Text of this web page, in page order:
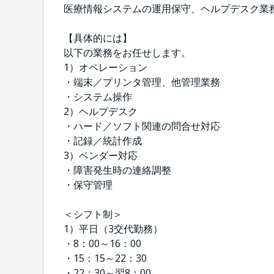
医療情報システムの運用保守、ヘルプデスク業
【具体的には】
以下の業務をお任せします。
1）オペレーション
・端末／プリンタ管理、他管理業務
・システム操作
2）ヘルプデスク
・ハード／ソフト関連の問合せ対応
・記録／統計作成
3）ベンダー対応
・障害発生時の連絡調整
・保守管理
＜シフト制＞
1）平日（3交代勤務）
・8：00～16：00
・15：15～22：30